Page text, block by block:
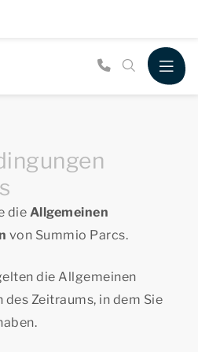
die Allgemeinen
von Summio Parcs.
die Allgemeinen
Zeitraums, in dem Sie